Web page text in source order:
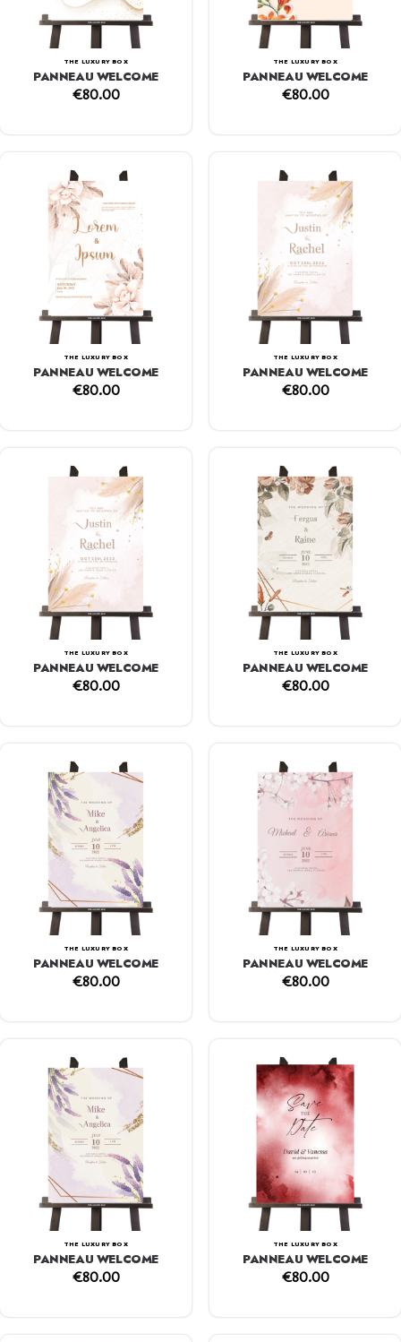
THE LUXURY BOX
PANNEAU WELCOME
€80.00
THE LUXURY BOX
PANNEAU WELCOME
€80.00
THE LUXURY BOX
PANNEAU WELCOME
€80.00
THE LUXURY BOX
PANNEAU WELCOME
€80.00
THE LUXURY BOX
PANNEAU WELCOME
€80.00
THE LUXURY BOX
PANNEAU WELCOME
€80.00
THE LUXURY BOX
PANNEAU WELCOME
€80.00
THE LUXURY BOX
PANNEAU WELCOME
€80.00
THE LUXURY BOX
PANNEAU WELCOME
€80.00
THE LUXURY BOX
PANNEAU WELCOME
€80.00